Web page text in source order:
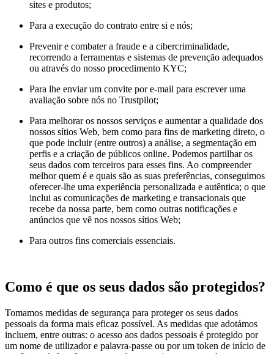
sites e produtos;
Para a execução do contrato entre si e nós;
Prevenir e combater a fraude e a cibercriminalidade,
recorrendo a ferramentas e sistemas de prevenção adequados
ou através do nosso procedimento KYC;
Para lhe enviar um convite por e-mail para escrever uma
avaliação sobre nós no Trustpilot;
Para melhorar os nossos serviços e aumentar a qualidade dos
nossos sítios Web, bem como para fins de marketing direto, o
que pode incluir (entre outros) a análise, a segmentação em
perfis e a criação de públicos online. Podemos partilhar os
seus dados com terceiros para esses fins. Ao compreender
melhor quem é e quais são as suas preferências, conseguimos
oferecer-lhe uma experiência personalizada e autêntica; o que
inclui as comunicações de marketing e transacionais que
recebe da nossa parte, bem como outras notificações e
anúncios que vê nos nossos sítios Web;
Para outros fins comerciais essenciais.
Como é que os seus dados são protegidos?
Tomamos medidas de segurança para proteger os seus dados
pessoais da forma mais eficaz possível. As medidas que adotámos
incluem, entre outras: o acesso aos dados pessoais é protegido por
um nome de utilizador e palavra-passe ou por um token de início de